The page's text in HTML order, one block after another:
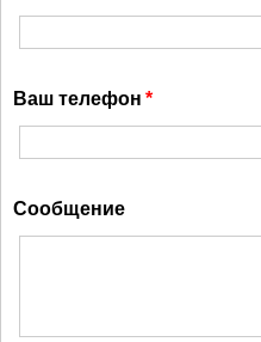
Ваш телефон
Сообщение